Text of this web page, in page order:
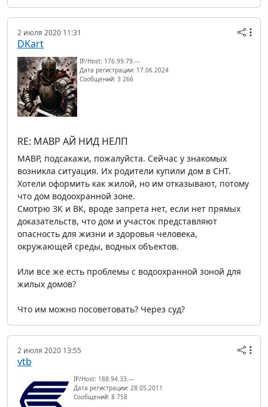
2 июля 2020 11:31
DKart
IP/Host: 176.99.79.---
Дата регистрации: 17.06.2024
Сообщений: 3 266
RE: МАВР АЙ НИД НЕЛП
МАВР, подсакажи, пожалуйста. Сейчас у знакомых
возникла ситуация. Их родители купили дом в СНТ.
Хотели оформить как жилой, но им отказывают, потому
что дом водоохранной зоне.
Смотрю ЗК и ВК, вроде запрета нет, если нет прямых
доказательств, что дом и участок представляют
опасность для жизни и здоровья человека,
окружающей среды, водных объектов.
Или все же есть проблемы с водоохранной зоной для
жилых домов?
Что им можно посоветовать? Через суд?
2 июля 2020 13:55
vtb
IP/Host: 188.94.33.---
Дата регистрации: 28.05.2011
Сообщений: 8 758